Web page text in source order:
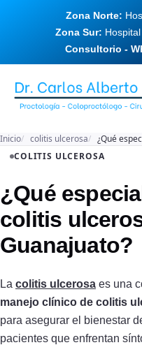
Zona Norte:
Zona Sur:
Consultorio -
Inicio colitis ulcerosa
¿Qué
COLITIS ULCEROSA
¿Qué
colitis
Guanajuato?
La colitis ulcerosa es una
manejo clínico de colitis
para asegurar el bienestar
pacientes que enfrentan